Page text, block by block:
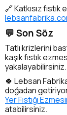
🔗 Katkısız
💬 Son Söz
Tatlı krizlerini
kaşık fıstık
yakalayabilirsiniz.
🍀 Lebsan
doğadan
Yer Fıstığı
atabilirsiniz.